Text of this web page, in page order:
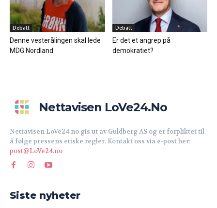
Debatt
Denne vesterålingen skal lede
MDG Nordland
Debatt
Er det et angrep på
demokratiet?
Nettavisen LoVe24.no
Nettavisen LoVe24.no gis ut av Guldberg AS og er forpliktet til
å følge pressens etiske regler. Kontakt oss via e-post her:
post@LoVe24.no
Siste nyheter